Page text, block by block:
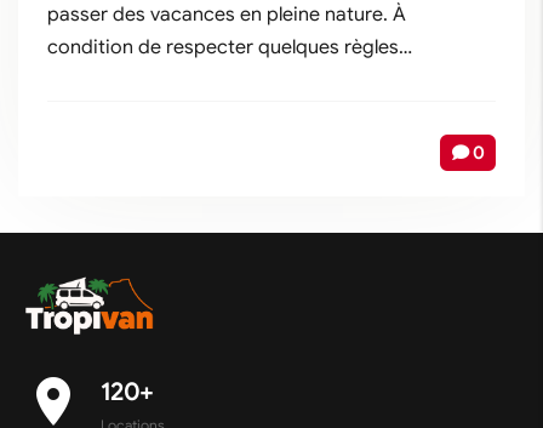
passer des vacances en pleine nature. À
condition de respecter quelques règles…
0
place 120+